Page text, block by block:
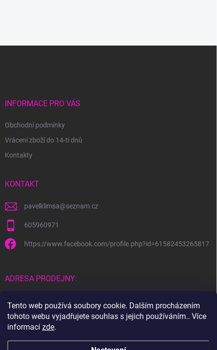
Tento web používá soubory cookie. Dalším procházením
tohoto webu vyjadřujete souhlas s jejich používáním.. Více
informací zde.
INFORMACE PRO VÁS
Obchodní podmínky
Vrácení zboží do 14-ti dnů
Kontakty
KONTAKT
pavelklimsa@seznam.cz
605960971
https://www.facebook.com/profile.php?id=61582453265817
ADRESA PRODEJNY:
664 23